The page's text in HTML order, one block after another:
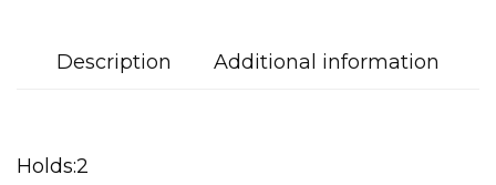
Description Additional information
Holds:2